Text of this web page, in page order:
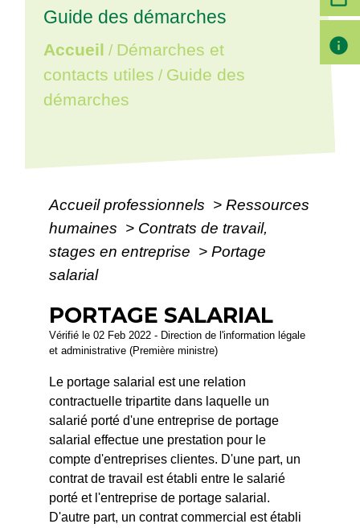
Guide des démarches
Accueil / Démarches et
contacts utiles / Guide des
démarches
Accueil professionnels > Ressources
humaines > Contrats de travail,
stages en entreprise > Portage
salarial
PORTAGE SALARIAL
Vérifié le 02 Feb 2022 - Direction de l'information légale
et administrative (Première ministre)
Le portage salarial est une relation
contractuelle tripartite dans laquelle un
salarié porté d'une entreprise de portage
salarial effectue une prestation pour le
compte d'entreprises clientes. D'une part, un
contrat de travail est établi entre le salarié
porté et l'entreprise de portage salarial.
D'autre part, un contrat commercial est établi
info